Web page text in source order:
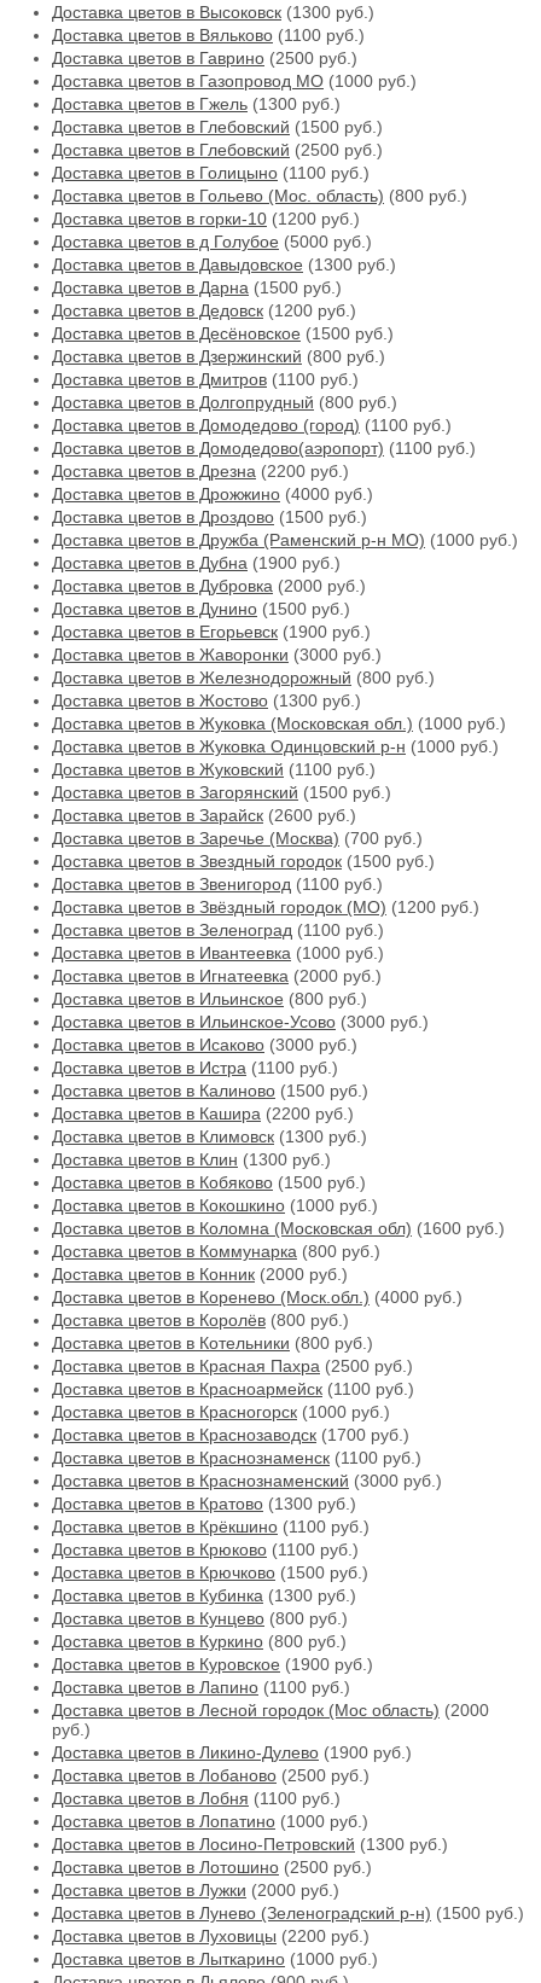
Доставка цветов в Высоковск (1300 руб.)
Доставка цветов в Вяльково (1100 руб.)
Доставка цветов в Гаврино (2500 руб.)
Доставка цветов в Газопровод МО (1000 руб.)
Доставка цветов в Гжель (1300 руб.)
Доставка цветов в Глебовский (1500 руб.)
Доставка цветов в Глебовский (2500 руб.)
Доставка цветов в Голицыно (1100 руб.)
Доставка цветов в Гольево (Мос. область) (800 руб.)
Доставка цветов в горки-10 (1200 руб.)
Доставка цветов в д Голубое (5000 руб.)
Доставка цветов в Давыдовское (1300 руб.)
Доставка цветов в Дарна (1500 руб.)
Доставка цветов в Дедовск (1200 руб.)
Доставка цветов в Десёновское (1500 руб.)
Доставка цветов в Дзержинский (800 руб.)
Доставка цветов в Дмитров (1100 руб.)
Доставка цветов в Долгопрудный (800 руб.)
Доставка цветов в Домодедово (город) (1100 руб.)
Доставка цветов в Домодедово(аэропорт) (1100 руб.)
Доставка цветов в Дрезна (2200 руб.)
Доставка цветов в Дрожжино (4000 руб.)
Доставка цветов в Дроздово (1500 руб.)
Доставка цветов в Дружба (Раменский р-н МО) (1000 руб.)
Доставка цветов в Дубна (1900 руб.)
Доставка цветов в Дубровка (2000 руб.)
Доставка цветов в Дунино (1500 руб.)
Доставка цветов в Егорьевск (1900 руб.)
Доставка цветов в Жаворонки (3000 руб.)
Доставка цветов в Железнодорожный (800 руб.)
Доставка цветов в Жостово (1300 руб.)
Доставка цветов в Жуковка (Московская обл.) (1000 руб.)
Доставка цветов в Жуковка Одинцовский р-н (1000 руб.)
Доставка цветов в Жуковский (1100 руб.)
Доставка цветов в Загорянский (1500 руб.)
Доставка цветов в Зарайск (2600 руб.)
Доставка цветов в Заречье (Москва) (700 руб.)
Доставка цветов в Звездный городок (1500 руб.)
Доставка цветов в Звенигород (1100 руб.)
Доставка цветов в Звёздный городок (МО) (1200 руб.)
Доставка цветов в Зеленоград (1100 руб.)
Доставка цветов в Ивантеевка (1000 руб.)
Доставка цветов в Игнатеевка (2000 руб.)
Доставка цветов в Ильинское (800 руб.)
Доставка цветов в Ильинское-Усово (3000 руб.)
Доставка цветов в Исаково (3000 руб.)
Доставка цветов в Истра (1100 руб.)
Доставка цветов в Калиново (1500 руб.)
Доставка цветов в Кашира (2200 руб.)
Доставка цветов в Климовск (1300 руб.)
Доставка цветов в Клин (1300 руб.)
Доставка цветов в Кобяково (1500 руб.)
Доставка цветов в Кокошкино (1000 руб.)
Доставка цветов в Коломна (Московская обл) (1600 руб.)
Доставка цветов в Коммунарка (800 руб.)
Доставка цветов в Конник (2000 руб.)
Доставка цветов в Коренево (Моск.обл.) (4000 руб.)
Доставка цветов в Королёв (800 руб.)
Доставка цветов в Котельники (800 руб.)
Доставка цветов в Красная Пахра (2500 руб.)
Доставка цветов в Красноармейск (1100 руб.)
Доставка цветов в Красногорск (1000 руб.)
Доставка цветов в Краснозаводск (1700 руб.)
Доставка цветов в Краснознаменск (1100 руб.)
Доставка цветов в Краснознаменский (3000 руб.)
Доставка цветов в Кратово (1300 руб.)
Доставка цветов в Крёкшино (1100 руб.)
Доставка цветов в Крюково (1100 руб.)
Доставка цветов в Крючково (1500 руб.)
Доставка цветов в Кубинка (1300 руб.)
Доставка цветов в Кунцево (800 руб.)
Доставка цветов в Куркино (800 руб.)
Доставка цветов в Куровское (1900 руб.)
Доставка цветов в Лапино (1100 руб.)
Доставка цветов в Лесной городок (Мос область) (2000
руб.)
Доставка цветов в Ликино-Дулево (1900 руб.)
Доставка цветов в Лобаново (2500 руб.)
Доставка цветов в Лобня (1100 руб.)
Доставка цветов в Лопатино (1000 руб.)
Доставка цветов в Лосино-Петровский (1300 руб.)
Доставка цветов в Лотошино (2500 руб.)
Доставка цветов в Лужки (2000 руб.)
Доставка цветов в Лунево (Зеленоградский р-н) (1500 руб.)
Доставка цветов в Луховицы (2200 руб.)
Доставка цветов в Лыткарино (1000 руб.)